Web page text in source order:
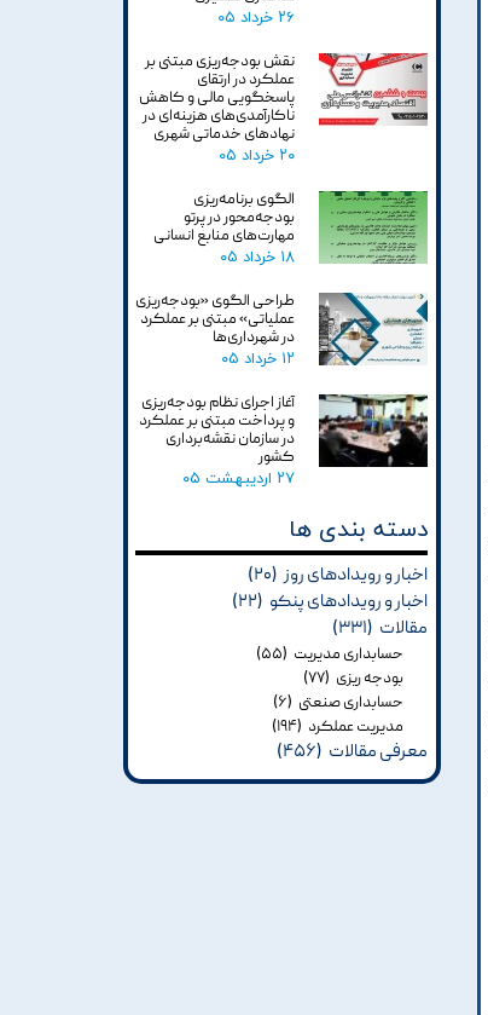
۲۶ خرداد ۰۵
نقش بودجه‌ریزی مبتنی بر
عملکرد در ارتقای
پاسخگویی مالی و کاهش
ناکارآمدی‌های هزینه‌ای در
نهادهای خدماتی شهری
۲۰ خرداد ۰۵
الگوی برنامه‌ریزی
بودجه‌محور در پرتو
مهارت‌های منابع انسانی
۱۸ خرداد ۰۵
طراحی الگوی «بودجه‌ریزی
عملیاتی» مبتنی بر عملکرد
در شهرداری‌ها
۱۲ خرداد ۰۵
آغاز اجرای نظام بودجه‌ریزی
و پرداخت مبتنی بر عملکرد
در سازمان نقشه‌برداری
کشور
۲۷ اردیبهشت ۰۵
دسته بندی ها
اخبار و رویدادهای روز (۲۰)
اخبار و رویدادهای پنکو (۲۲)
مقالات (۳۳۱)
حسابداری مدیریت (۵۵)
بودجه ریزی (۷۷)
حسابداری صنعتی (۶)
مدیریت عملکرد (۱۹۴)
معرفی مقالات (۴۵۶)